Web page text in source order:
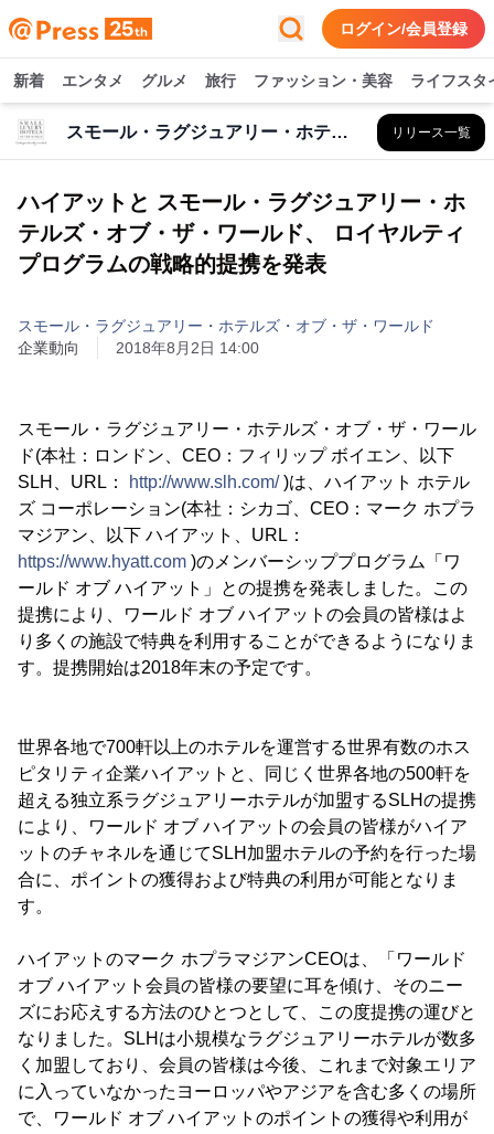
ログイン/会員登録
新着 エンタメ グルメ 旅行 ファッション・美容 ライフスタ
スモール・ラグジュアリー・ホテルズ・オブ・ザ・ワールド リリース一覧
ハイアットと スモール・ラグジュアリー・ホ
テルズ・オブ・ザ・ワールド、 ロイヤルティ
プログラムの戦略的提携を発表
スモール・ラグジュアリー・ホテルズ・オブ・ザ・ワールド
企業動向
2018年8月2日 14:00
スモール・ラグジュアリー・ホテルズ・オブ・ザ・ワール
ド(本社：ロンドン、CEO：フィリップ ボイエン、以下
SLH、URL：
http://www.slh.com/)は、ハイアット ホテル
ズ コーポレーション(本社：シカゴ、CEO：マーク ホプラ
マジアン、以下 ハイアット、URL：
https://www.hyatt.com )のメンバーシッププログラム「ワ
ールド オブ ハイアット」との提携を発表しました。この
提携により、ワールド オブ ハイアットの会員の皆様はよ
り多くの施設で特典を利用することができるようになりま
す。提携開始は2018年末の予定です。
世界各地で700軒以上のホテルを運営する世界有数のホス
ピタリティ企業ハイアットと、同じく世界各地の500軒を
超える独立系ラグジュアリーホテルが加盟するSLHの提携
により、ワールド オブ ハイアットの会員の皆様がハイア
ットのチャネルを通じてSLH加盟ホテルの予約を行った場
合に、ポイントの獲得および特典の利用が可能となりま
す。
ハイアットのマーク ホプラマジアンCEOは、「ワールド
オブ ハイアット会員の皆様の要望に耳を傾け、そのニー
ズにお応えする方法のひとつとして、この度提携の運びと
なりました。SLHは小規模なラグジュアリーホテルが数多
く加盟しており、会員の皆様は今後、これまで対象エリア
に入っていなかったヨーロッパやアジアを含む多くの場所
で、ワールド オブ ハイアットのポイントの獲得や利用が